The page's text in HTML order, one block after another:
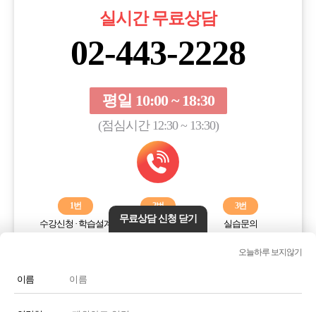
실시간 무료상담
02-443-2228
평일 10:00 ~ 18:30
(점심시간 12:30 ~ 13:30)
1번
수강신청 · 학습설계
2번
학습오류해결
3번
실습문의
전화번호 또는 전화기 모양 아이콘을 클릭하시면 전화통화가
무료상담 신청 닫기
오늘하루 보지않기
이름